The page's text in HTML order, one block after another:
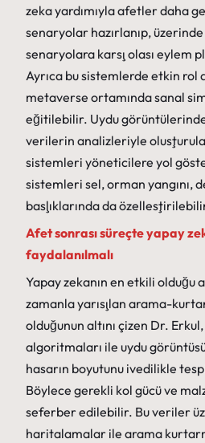
zeka yardımıyla afetler daha
senaryolar hazırlanıp, üzerinde
senaryolara karşı olası eylem
Ayrıca bu sistemlerde etkin rol
metaverse ortamında sanal
eğitilebilir. Uydu
verilerin analizleriyle
sistemleri yöneticilere yol
sistemleri sel, orman yangını,
başlıklarında da
Afet sonrası süreçte yapay
faydalanılmalı
Yapay zekanın en etkili olduğu
zamanla yarışılan arama-
olduğunun altını çizen Dr.
algoritmaları ile uydu
hasarın boyutunu ivedilikle
Böylece gerekli kol gücü ve
seferber edilebilir. Bu veriler
haritalamalar ile arama